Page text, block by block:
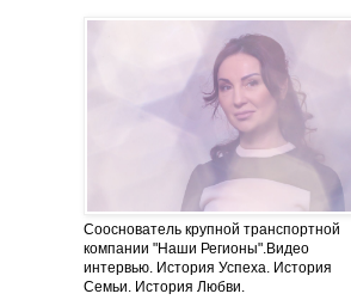
Сооснователь крупной транспортной
компании "Наши Регионы".Видео
интервью. История Успеха. История
Семьи. История Любви.